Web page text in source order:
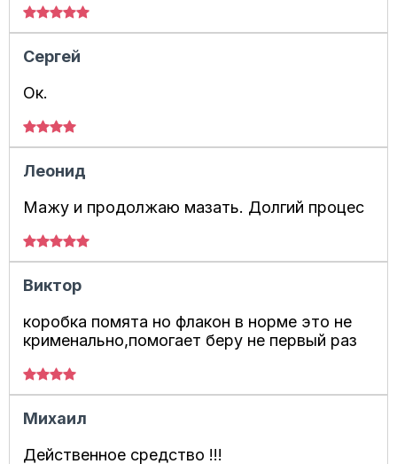
Сергей
Ок.
Леонид
Мажу и продолжаю мазать. Долгий процес
Виктор
коробка помята но флакон в норме это не
крименально,помогает беру не первый раз
Михаил
Действенное средство !!!